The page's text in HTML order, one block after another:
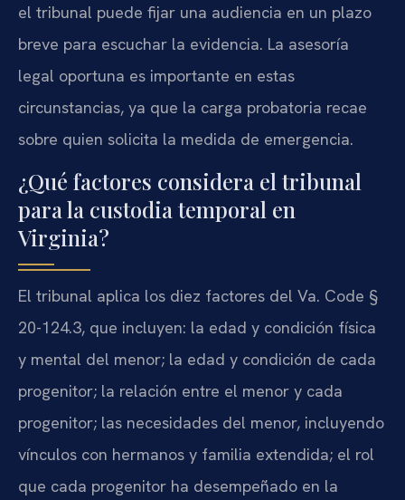
el tribunal puede fijar una audiencia en un plazo
breve para escuchar la evidencia. La asesoría
legal oportuna es importante en estas
circunstancias, ya que la carga probatoria recae
sobre quien solicita la medida de emergencia.
¿Qué factores considera el tribunal
para la custodia temporal en
Virginia?
El tribunal aplica los diez factores del Va. Code §
20-124.3, que incluyen: la edad y condición física
y mental del menor; la edad y condición de cada
progenitor; la relación entre el menor y cada
progenitor; las necesidades del menor, incluyendo
vínculos con hermanos y familia extendida; el rol
que cada progenitor ha desempeñado en la